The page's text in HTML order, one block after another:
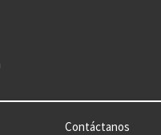
Contáctanos